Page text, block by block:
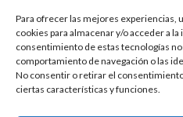
Para ofrecer las mejores experiencias,
cookies para almacenar y/o acceder a
consentimiento de estas tecnologías
comportamiento de navegación o las
No consentir o retirar el
ciertas características y funciones.